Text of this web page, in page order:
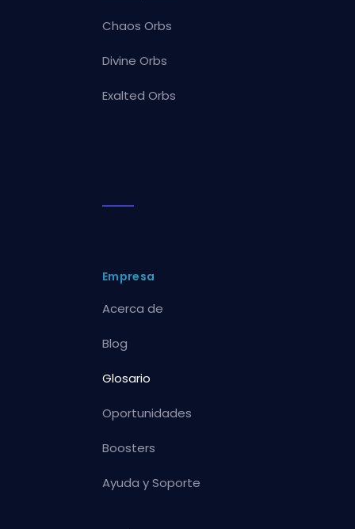
Chaos Orbs
Divine Orbs
Exalted Orbs
Empresa
Acerca de
Blog
Glosario
Oportunidades
Boosters
Ayuda y Soporte